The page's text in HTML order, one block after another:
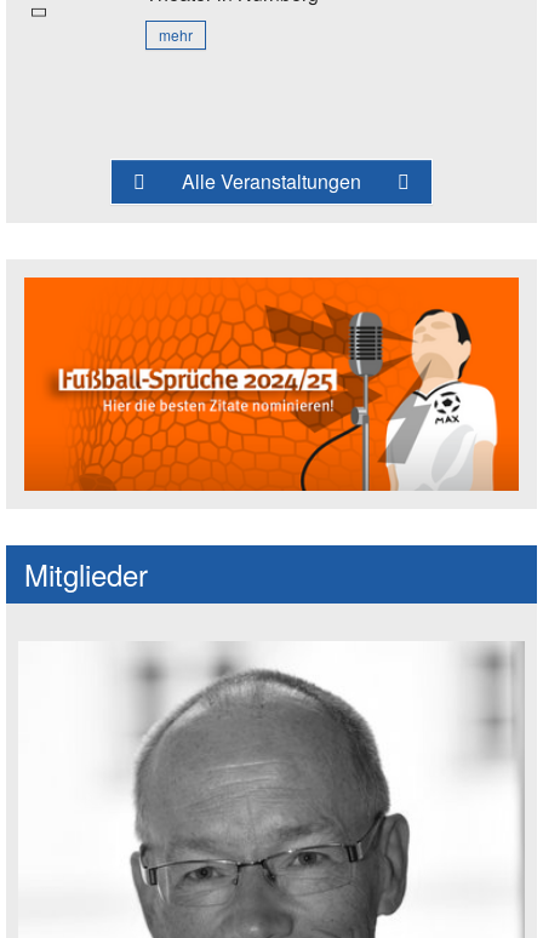
mehr
Alle Veranstaltungen
Fußballspruch des Jahres: Spruch
Mitglieder